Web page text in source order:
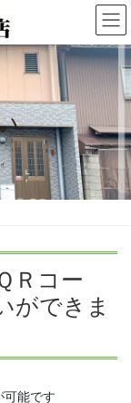
Ｒコー
ができま
可能です